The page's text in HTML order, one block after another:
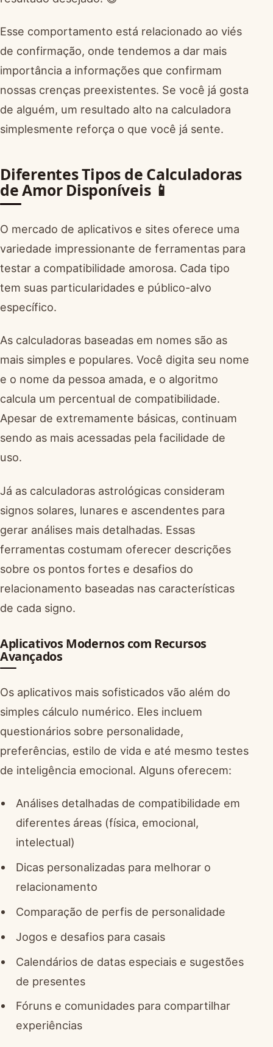
Esse comportamento está relacionado ao viés
de confirmação, onde tendemos a dar mais
importância a informações que confirmam
nossas crenças preexistentes. Se você já gosta
de alguém, um resultado alto na calculadora
simplesmente reforça o que você já sente.
Diferentes Tipos de Calculadoras
de Amor Disponíveis 📱
O mercado de aplicativos e sites oferece uma
variedade impressionante de ferramentas para
testar a compatibilidade amorosa. Cada tipo
tem suas particularidades e público-alvo
específico.
As calculadoras baseadas em nomes são as
mais simples e populares. Você digita seu nome
e o nome da pessoa amada, e o algoritmo
calcula um percentual de compatibilidade.
Apesar de extremamente básicas, continuam
sendo as mais acessadas pela facilidade de
uso.
Já as calculadoras astrológicas consideram
signos solares, lunares e ascendentes para
gerar análises mais detalhadas. Essas
ferramentas costumam oferecer descrições
sobre os pontos fortes e desafios do
relacionamento baseadas nas características
de cada signo.
Aplicativos Modernos com Recursos
Avançados
Os aplicativos mais sofisticados vão além do
simples cálculo numérico. Eles incluem
questionários sobre personalidade,
preferências, estilo de vida e até mesmo testes
de inteligência emocional. Alguns oferecem:
Análises detalhadas de compatibilidade em
diferentes áreas (física, emocional,
intelectual)
Dicas personalizadas para melhorar o
relacionamento
Comparação de perfis de personalidade
Jogos e desafios para casais
Calendários de datas especiais e sugestões
de presentes
Fóruns e comunidades para compartilhar
experiências